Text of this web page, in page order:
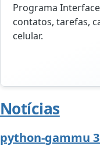
Programa
contatos, tarefas,
celular.
Notícias
python-gammu